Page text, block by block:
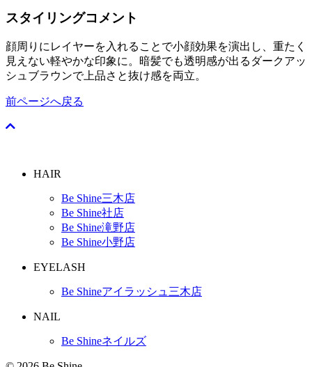
スタイリングコメント
顔周りにレイヤーを入れることで小顔効果を演出し、重たく
見えない軽やかな印象に。暗髪でも透明感が出るダークアッ
シュブラウンで上品さと抜け感を両立。
前ページへ戻る
HAIR
Be Shine三木店
Be Shine社店
Be Shine滝野店
Be Shine小野店
EYELASH
Be Shineアイラッシュ三木店
NAIL
Be Shineネイルズ